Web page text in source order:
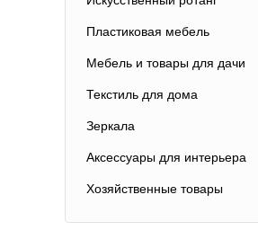
Пластиковая мебель
Мебель и товары для дачи
Текстиль для дома
Зеркала
Аксессуары для интерьера
Хозяйственные товары